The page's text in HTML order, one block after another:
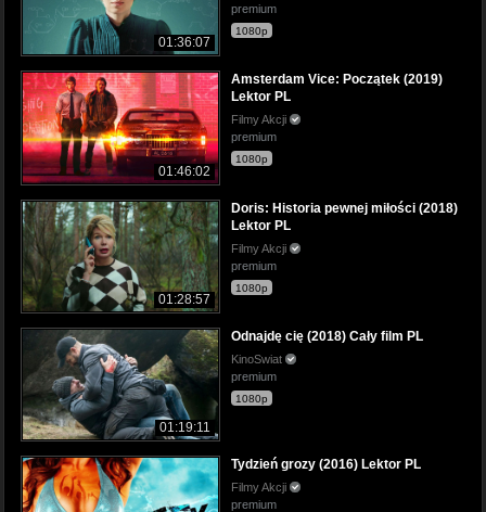
01:36:07
premium
1080p
01:46:02
Amsterdam Vice: Początek (2019)
Lektor PL
Filmy Akcji
premium
1080p
01:28:57
Doris: Historia pewnej miłości (2018)
Lektor PL
Filmy Akcji
premium
1080p
01:19:11
Odnajdę cię (2018) Cały film PL
KinoSwiat
premium
1080p
Tydzień grozy (2016) Lektor PL
Filmy Akcji
premium